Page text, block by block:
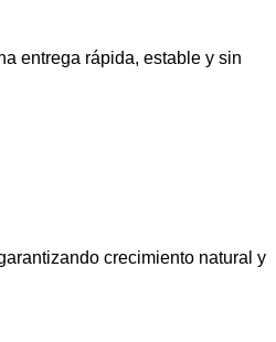
entrega rápida, estable y sin
crecimiento natural y